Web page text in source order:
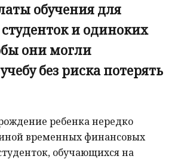
обучения для
и одиноких
они могли
без риска потерять
ребенка нередко
временных финансовых
обучающихся на